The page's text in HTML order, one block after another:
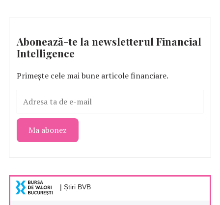
Abonează-te la newsletterul Financial
Intelligence
Primește cele mai bune articole financiare.
| Știri BVB